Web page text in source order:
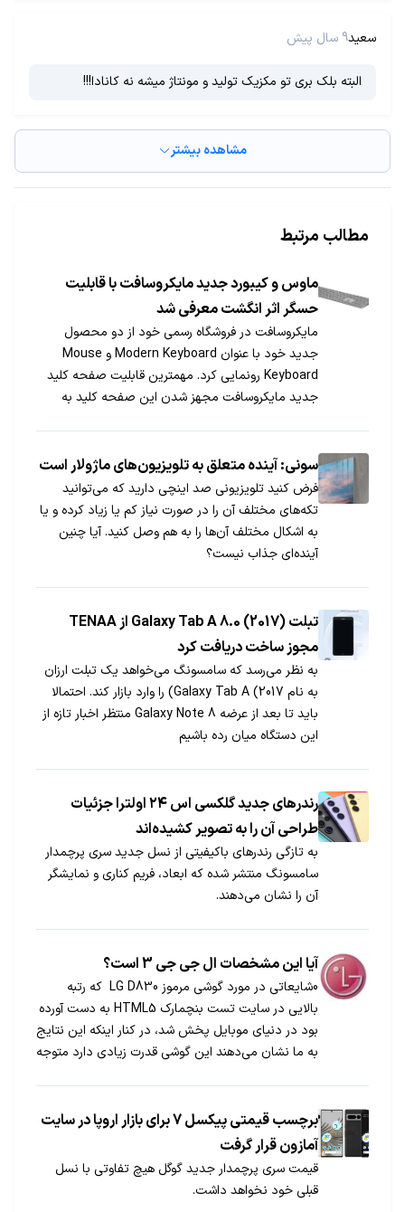
سعید9 سال پیش
البته بلک بری تو مکزیک تولید و مونتاژ میشه نه کانادا!!!
مشاهده بیشتر
مطالب مرتبط
ماوس و کیبورد جدید مایکروسافت با قابلیت
حسگر اثر انگشت معرفی شد
مایکروسافت در فروشگاه رسمی خود از دو محصول
جدید خود با عنوان Modern Keyboard و Mouse
Keyboard رونمایی کرد. مهمترین قابلیت صفحه کلید
جدید مایکروسافت مجهز شدن این صفحه کلید به
سونی: آینده متعلق به تلویزیون‌های ماژولار است
فرض کنید تلویزیونی صد اینچی دارید که می‌توانید
تکه‌های مختلف آن را در صورت نیاز کم یا زیاد کرده و یا
به اشکال مختلف آن‌ها را به هم وصل کنید. آیا چنین
آینده‌ای جذاب نیست؟
تبلت (2017) Galaxy Tab A 8.0 از TENAA
مجوز ساخت دریافت کرد
به نظر می‌رسد که سامسونگ می‌خواهد یک تبلت ارزان
به نام Galaxy Tab A (2017) را وارد بازار کند. احتمالا
باید تا بعد از عرضه Galaxy Note 8 منتظر اخبار تازه از
این دستگاه میان رده باشیم
رندرهای جدید گلکسی اس ۲۴ اولترا جزئیات
طراحی آن‌ را به تصویر کشیده‌اند
به تازگی رندرهای باکیفیتی از نسل جدید سری پرچمدار
سامسونگ منتشر شده که ابعاد، فریم کناری و نمایشگر
آن را نشان می‌دهند.
آیا این مشخصات ال جی جی 3 است؟
0شایعاتی در مورد گوشی مرموز LG D830 که رتبه
بالایی در سایت تست بنچمارک HTML5 به دست آورده
بود در دنیای موبایل پخش شد، در کنار اینکه این نتایج
به ما نشان می‌دهند این گوشی قدرت زیادی دارد متوجه
برچسب قیمتی پیکسل 7 برای بازار اروپا در سایت
آمازون قرار گرفت
قیمت سری پرچمدار جدید گوگل هیچ تفاوتی با نسل
قبلی خود نخواهد داشت.